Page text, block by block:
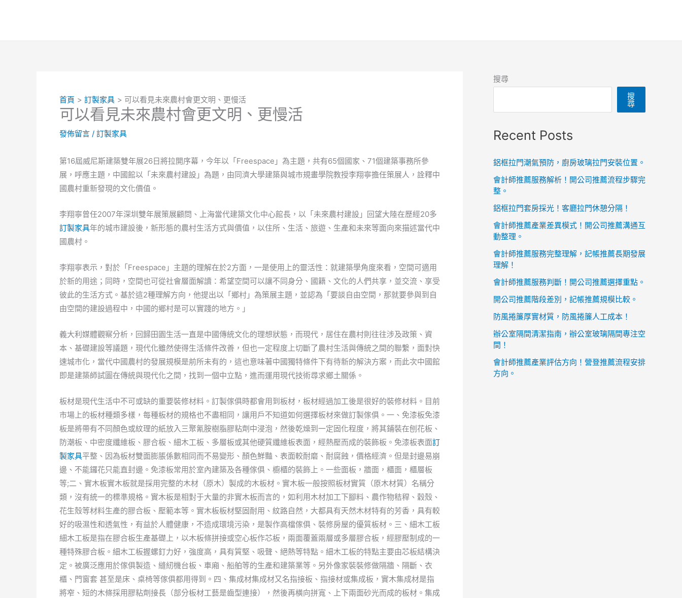
首頁 訂製家具 可以看見未來農村會更文明、更慢活
可以看見未來農村會更文明、更慢活
發佈留言 / 訂製家具
第16屆威尼斯建築雙年展26日將拉開序幕，今年以「Freespace」為主題，共有65個國家、71個建築事務所參
展，呼應主題，中國館以「未來農村建設」為題，由同濟大學建築與城市規畫學院教授李翔寧擔任策展人，詮釋中
國農村重新發現的文化價值。
李翔寧曾任2007年深圳雙年展策展顧問、上海當代建築文化中心館長，以「未來農村建設」回望大陸在歷經20多
訂製家具年的城市建設後，新形態的農村生活方式與價值，以住所、生活、旅遊、生產和未來等面向來描述當代中
國農村。
李翔寧表示，對於「Freespace」主題的理解在於2方面，一是使用上的靈活性：就建築學角度來看，空間可適用
於新的用途；同時，空間也可從社會層面解讀：希望空間可以讓不同身分、國籍、文化的人們共享，並交流、享受
彼此的生活方式。基於這2種理解方向，他提出以「鄉村」為策展主題，並認為「要談自由空間，那就要參與到自
由空間的建設過程中，中國的鄉村是可以實踐的地方。」
義大利媒體觀察分析，回歸田園生活一直是中國傳統文化的理想狀態，而現代，居住在農村則往往涉及政策、資
本、基礎建設等議題，現代化雖然使得生活條件改善，但也一定程度上切斷了農村生活與傳統之間的聯繫，面對快
速城市化，當代中國農村的發展規模是前所未有的，這也意味著中國獨特條件下有待新的解決方案，而此次中國館
即是建築師試圖在傳統與現代化之間，找到一個中立點，進而運用現代技術尋求鄉土關係。
板材是現代生活中不可或缺的重要裝修材料。訂製傢俱時都會用到板材，板材經過加工後是很好的裝修材料。目前
市場上的板材種類多樣，每種板材的規格也不盡相同，讓用戶不知道如何選擇板材來做訂製傢俱。一、免漆板免漆
板是將帶有不同顏色或紋理的紙放入三聚氰胺樹脂膠粘劑中浸泡，然後乾燥到一定固化程度，將其鋪裝在刨花板、
防潮板、中密度纖維板、膠合板、細木工板、多層板或其他硬質纖維板表面，經熱壓而成的裝飾板。免漆板表面訂
製家具平整、因為板材雙面膨脹係數相同而不易變形、顏色鮮豔、表面較耐磨、耐腐蝕，價格經濟。但是封邊易崩
邊、不能鑼花只能直封邊。免漆板常用於室內建築及各種傢俱、櫥櫃的裝飾上。一些面板，牆面，櫃面，櫃層板
等;二、實木板實木板就是採用完整的木材（原木）製成的木板材。實木板一般按照板材實質（原木材質）名稱分
類，沒有統一的標準規格。實木板是相對于大量的非實木板而言的，如利用木材加工下腳料、農作物秸稈、穀殼、
花生殼等材料生產的膠合板、壓範本等。實木板板材堅固耐用、紋路自然，大都具有天然木材特有的芳香，具有較
好的吸濕性和透氣性，有益於人體健康，不造成環境污染，是製作高檔傢俱、裝修房屋的優質板材。三、細木工板
細木工板是指在膠合板生產基礎上，以木板條拼接或空心板作芯板，兩面覆蓋兩層或多層膠合板，經膠壓制成的一
種特殊膠合板。細木工板握螺釘力好，強度高，具有質堅、吸聲、絕熱等特點。細木工板的特點主要由芯板結構決
定。被廣泛應用於傢俱製造、縫紉機台板、車廂、船舶等的生產和建築業等。另外像家裝裝修做隔牆、隔斷、衣
櫃、門窗套 甚至是床、桌椅等傢俱都用得到。四、集成材集成材又名指接板、指接材或集成板，實木集成材是指
將窄、短的木條採用膠粘劑接長（部分板材工藝是齒型連接），然後再橫向拼寬、上下兩面砂光而成的板材。集成
搜尋
搜
尋
Recent Posts
鋁框拉門潮氣預防，廚房玻璃拉門安裝位置。
會計師推薦服務解析！開公司推薦流程步驟完
整。
鋁框拉門套房採光！客廳拉門休憩分隔！
會計師推薦產業差異模式！開公司推薦溝通互
動整理。
會計師推薦服務完整理解，記帳推薦長期發展
理解！
會計師推薦服務判斷！開公司推薦選擇重點。
開公司推薦階段差別，記帳推薦規模比較。
防風捲簾厚實材質，防風捲簾人工成本！
辦公室隔間清潔指南，辦公室玻璃隔間專注空
間！
會計師推薦產業評估方向！營登推薦流程安排
方向。